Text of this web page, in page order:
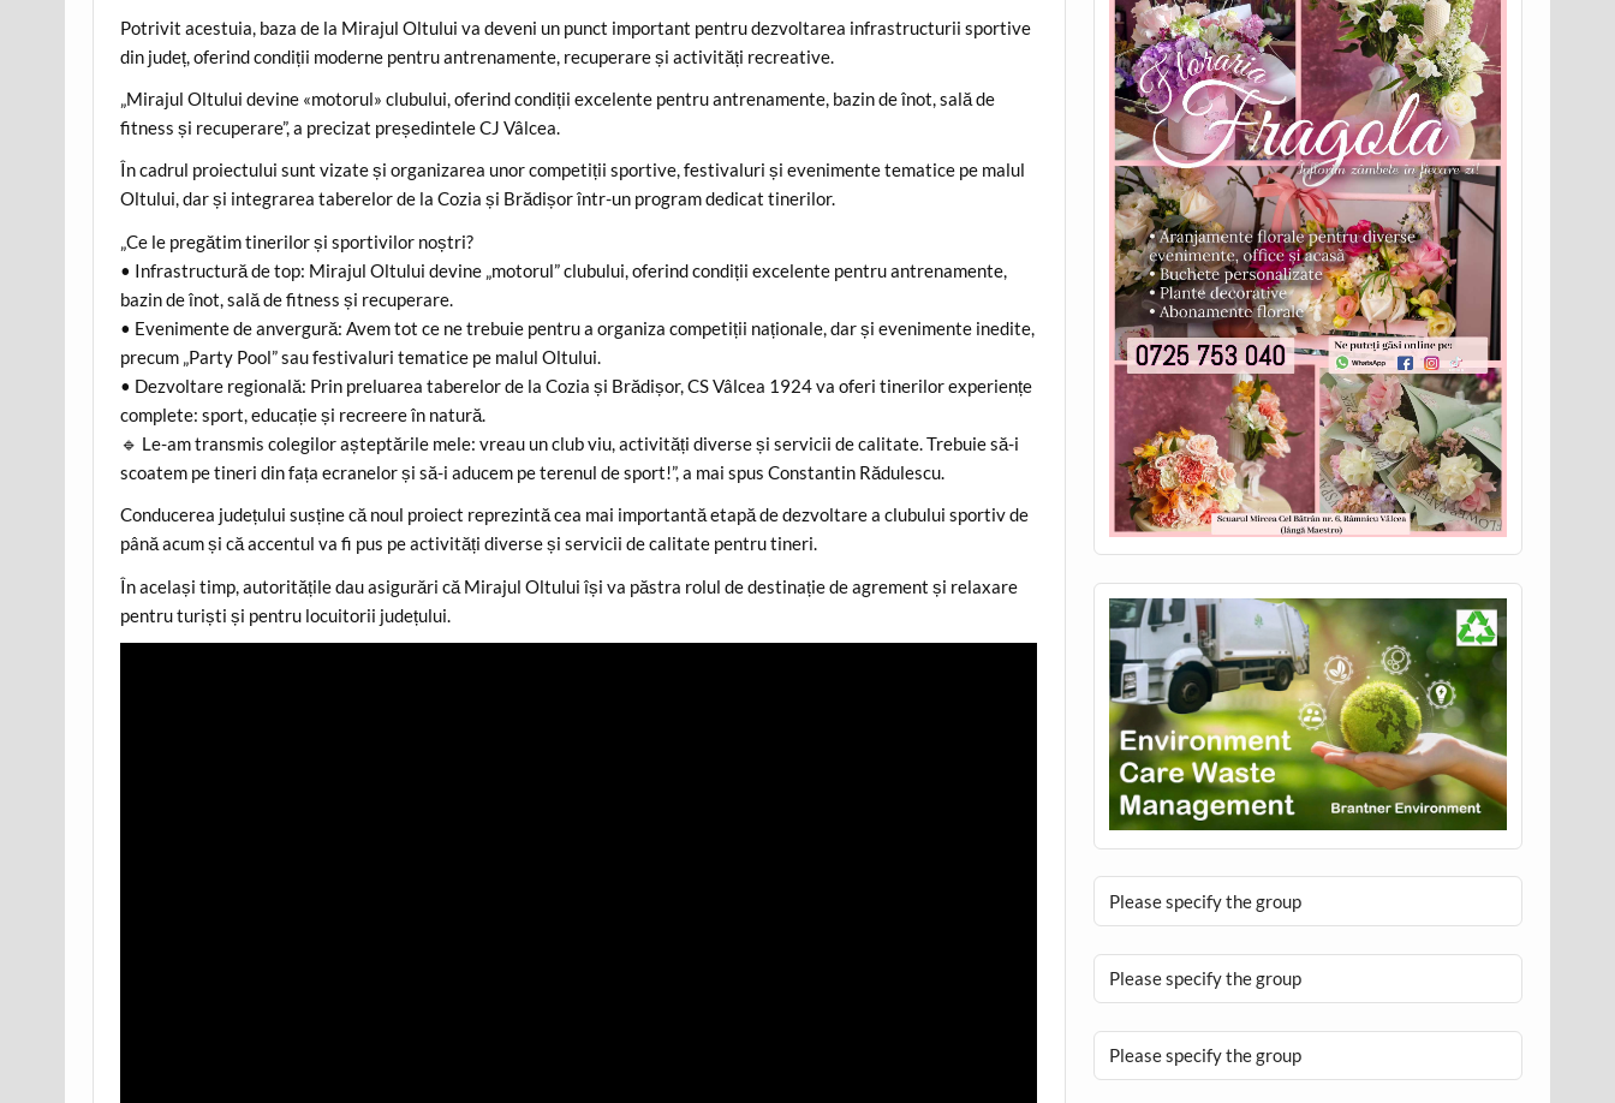
Potrivit acestuia, baza de la Mirajul Oltului va deveni un punct important pentru dezvoltarea infrastructurii sportive
din județ, oferind condiții moderne pentru antrenamente, recuperare și activități recreative.
„Mirajul Oltului devine «motorul» clubului, oferind condiții excelente pentru antrenamente, bazin de înot, sală de
fitness și recuperare”, a precizat președintele CJ Vâlcea.
În cadrul proiectului sunt vizate și organizarea unor competiții sportive, festivaluri și evenimente tematice pe malul
Oltului, dar și integrarea taberelor de la Cozia și Brădișor într-un program dedicat tinerilor.
„Ce le pregătim tinerilor și sportivilor noștri?
• Infrastructură de top: Mirajul Oltului devine „motorul” clubului, oferind condiții excelente pentru antrenamente,
bazin de înot, sală de fitness și recuperare.
• ​Evenimente de anvergură: Avem tot ce ne trebuie pentru a organiza competiții naționale, dar și evenimente inedite,
precum „Party Pool” sau festivaluri tematice pe malul Oltului.
• ​Dezvoltare regională: Prin preluarea taberelor de la Cozia și Brădișor, CS Vâlcea 1924 va oferi tinerilor experiențe
complete: sport, educație și recreere în natură.
🔹️ Le-am transmis colegilor așteptările mele: vreau un club viu, activități diverse și servicii de calitate. Trebuie să-i
scoatem pe tineri din fața ecranelor și să-i aducem pe terenul de sport!”, a mai spus Constantin Rădulescu.
Conducerea județului susține că noul proiect reprezintă cea mai importantă etapă de dezvoltare a clubului sportiv de
până acum și că accentul va fi pus pe activități diverse și servicii de calitate pentru tineri.
În același timp, autoritățile dau asigurări că Mirajul Oltului își va păstra rolul de destinație de agrement și relaxare
pentru turiști și pentru locuitorii județului.
Please specify the group
Please specify the group
Please specify the group